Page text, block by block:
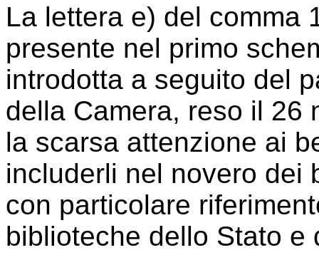
La lettera e) del comma
presente nel primo
introdotta a seguito del
della Camera, reso il 26
la scarsa attenzione ai
includerli nel novero dei
con particolare
biblioteche dello Stato e